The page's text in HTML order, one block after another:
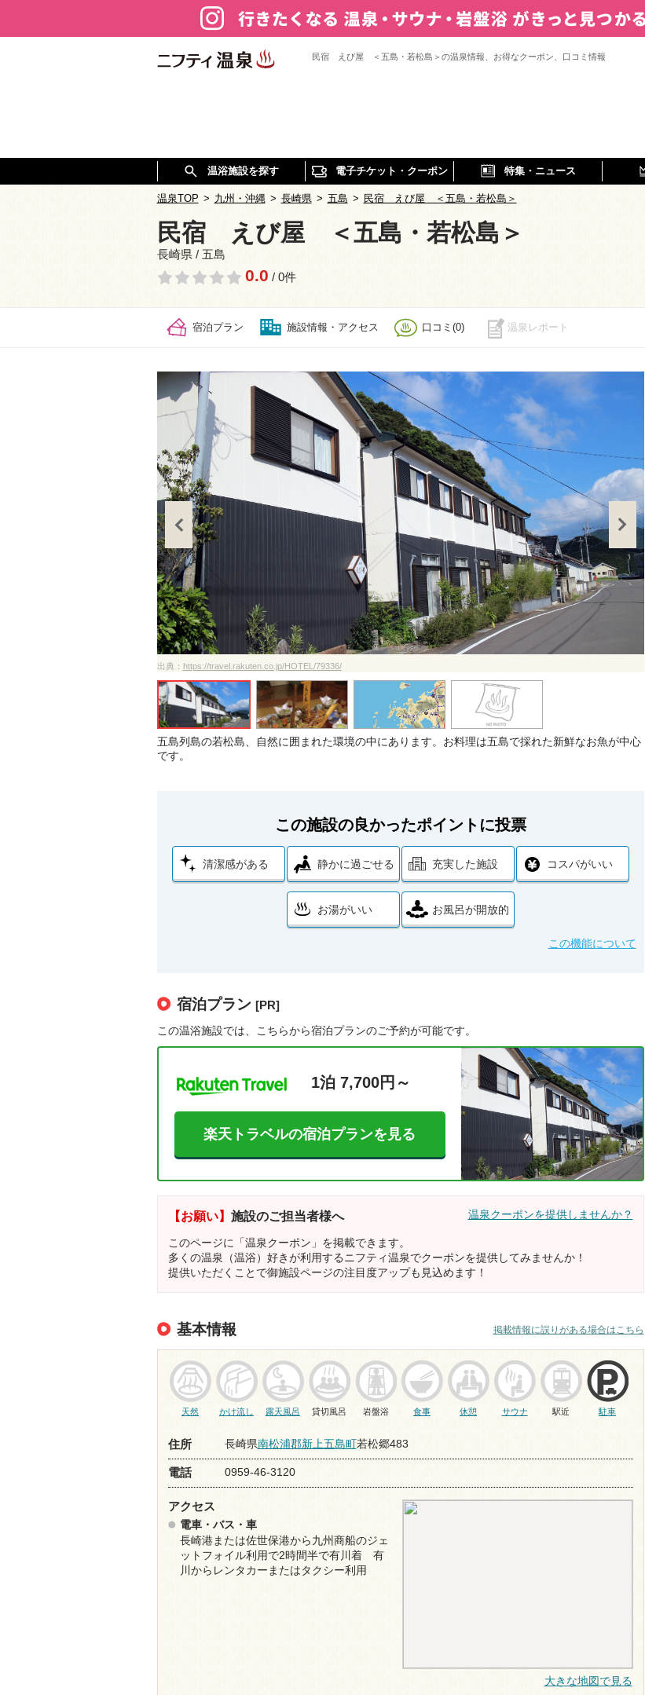
民宿 えび屋 ＜五島・若松島＞の温泉情報、お得なクーポン、口コミ情報
温浴施設を探す 電子チケット・クーポン 特集・ニュース
温泉TOP > 九州・沖縄 > 長崎県 > 五島 > 民宿 えび屋 ＜五島・若松島＞
民宿 えび屋 ＜五島・若松島＞
長崎県 / 五島
0.0 / 0件
宿泊プラン 施設情報・アクセス 口コミ(0) 温泉レポート
出典： https://travel.rakuten.co.jp/HOTEL/79336/
五島列島の若松島、自然に囲まれた環境の中にあります。お料理は五島で採れた新鮮なお魚が中心
です。
この施設の良かったポイントに投票
清潔感がある 静かに過ごせる 充実した施設 コスパがいい
お湯がいい お風呂が開放的
この機能について
宿泊プラン [PR]
この温浴施設では、こちらから宿泊プランのご予約が可能です。
1泊 7,700円～
楽天トラベルの宿泊プランを見る
【お願い】 施設のご担当者様へ 温泉クーポンを提供しませんか？
このページに「温泉クーポン」を掲載できます。
多くの温泉（温浴）好きが利用するニフティ温泉でクーポンを提供してみませんか！
提供いただくことで御施設ページの注目度アップも見込めます！
基本情報 掲載情報に誤りがある場合はこちら
天然 かけ流し 露天風呂 貸切風呂 岩盤浴 食事 休憩 サウナ 駅近 駐車
住所 長崎県南松浦郡新上五島町若松郷483
電話 0959-46-3120
アクセス
電車・バス・車
長崎港または佐世保港から九州商船のジェ
ットフォイル利用で2時間半で有川着 有
川からレンタカーまたはタクシー利用
大きな地図で見る